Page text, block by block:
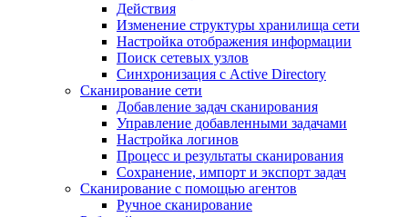
Действия
Изменение структуры хранилища сети
Настройка отображения информации
Поиск сетевых узлов
Синхронизация с Active Directory
Сканирование сети
Добавление задач сканирования
Управление добавленными задачами
Настройка логинов
Процесс и результаты сканирования
Сохранение, импорт и экспорт задач
Сканирование с помощью агентов
Ручное сканирование